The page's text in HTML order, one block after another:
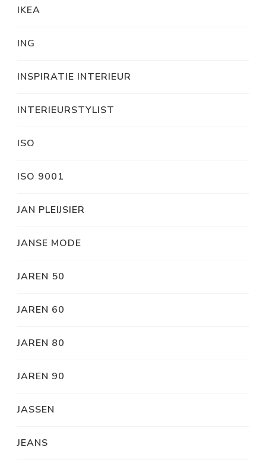
IKEA
ING
INSPIRATIE INTERIEUR
INTERIEURSTYLIST
ISO
ISO 9001
JAN PLEIJSIER
JANSE MODE
JAREN 50
JAREN 60
JAREN 80
JAREN 90
JASSEN
JEANS